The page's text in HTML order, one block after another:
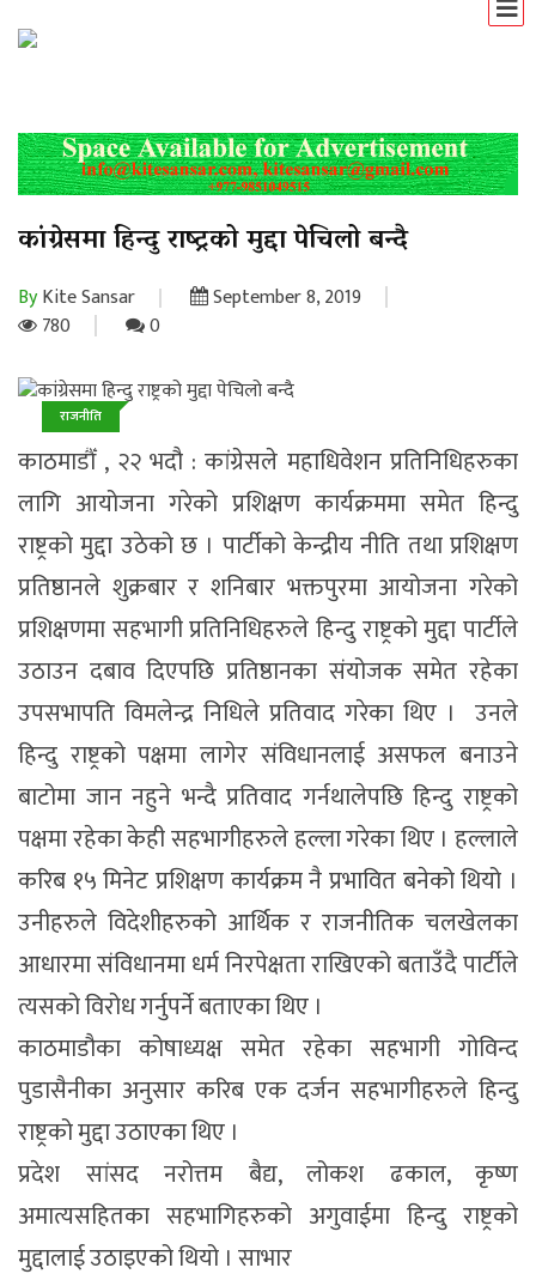
कांग्रेसमा हिन्दु राष्ट्रको मुद्दा पेचिलो बन्दै
ByKite Sansar
September 8, 2019
780
0
राजनीति
समाचार
काठमाडौँ , २२ भदौ : कांग्रेसले महाधिवेशन प्रतिनिधिहरुका
लागि आयोजना गरेको प्रशिक्षण कार्यक्रममा समेत हिन्दु
राष्ट्रको मुद्दा उठेको छ । पार्टीको केन्द्रीय नीति तथा प्रशिक्षण
प्रतिष्ठानले शुक्रबार र शनिबार भक्तपुरमा आयोजना गरेको
प्रशिक्षणमा सहभागी प्रतिनिधिहरुले हिन्दु राष्ट्रको मुद्दा पार्टीले
उठाउन दबाव दिएपछि प्रतिष्ठानका संयोजक समेत रहेका
उपसभापति विमलेन्द्र निधिले प्रतिवाद गरेका थिए । उनले
हिन्दु राष्ट्रको पक्षमा लागेर संविधानलाई असफल बनाउने
बाटोमा जान नहुने भन्दै प्रतिवाद गर्नथालेपछि हिन्दु राष्ट्रको
पक्षमा रहेका केही सहभागीहरुले हल्ला गरेका थिए । हल्लाले
करिब १५ मिनेट प्रशिक्षण कार्यक्रम नै प्रभावित बनेको थियो ।
उनीहरुले विदेशीहरुको आर्थिक र राजनीतिक चलखेलका
आधारमा संविधानमा धर्म निरपेक्षता राखिएको बताउँदै पार्टीले
त्यसको विरोध गर्नुपर्ने बताएका थिए ।
काठमाडौका कोषाध्यक्ष समेत रहेका सहभागी गोविन्द
पुडासैनीका अनुसार करिब एक दर्जन सहभागीहरुले हिन्दु
राष्ट्रको मुद्दा उठाएका थिए ।
प्रदेश सांसद नरोत्तम बैद्य, लोकश ढकाल, कृष्ण
अमात्यसहितका सहभागिहरुको अगुवाईमा हिन्दु राष्ट्रको
मुद्दालाई उठाइएको थियो । साभार